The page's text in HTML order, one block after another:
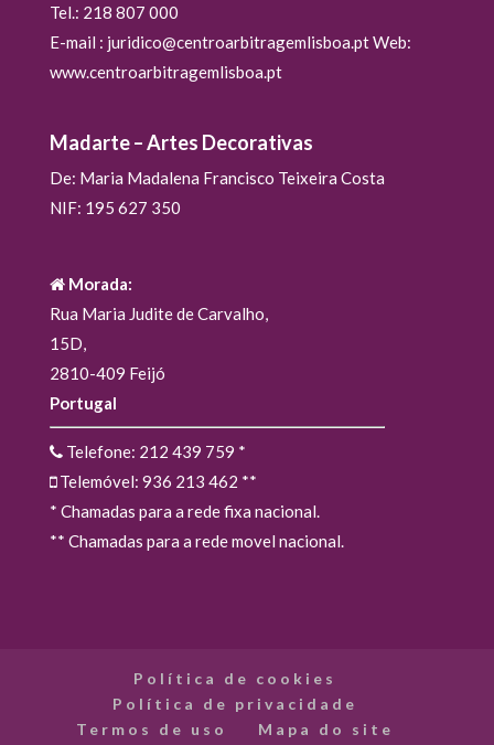
Tel.: 218 807 000
E-mail : juridico@centroarbitragemlisboa.pt Web:
www.centroarbitragemlisboa.pt
Madarte – Artes Decorativas
De: Maria Madalena Francisco Teixeira Costa
NIF: 195 627 350
Morada:
Rua Maria Judite de Carvalho,
15D,
2810-409 Feijó
Portugal
Telefone: 212 439 759 *
Telemóvel: 936 213 462 **
* Chamadas para a rede fixa nacional.
** Chamadas para a rede movel nacional.
Política de cookies
Política de privacidade
Termos de uso
Mapa do site